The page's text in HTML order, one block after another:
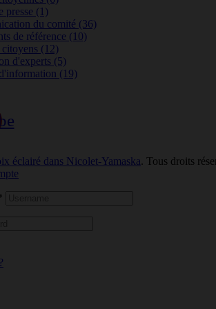
presse (1)
du comité (36)
de référence (10)
(12)
d'experts (5)
(19)
éclairé dans Nicolet-Yamaska. Tous droits